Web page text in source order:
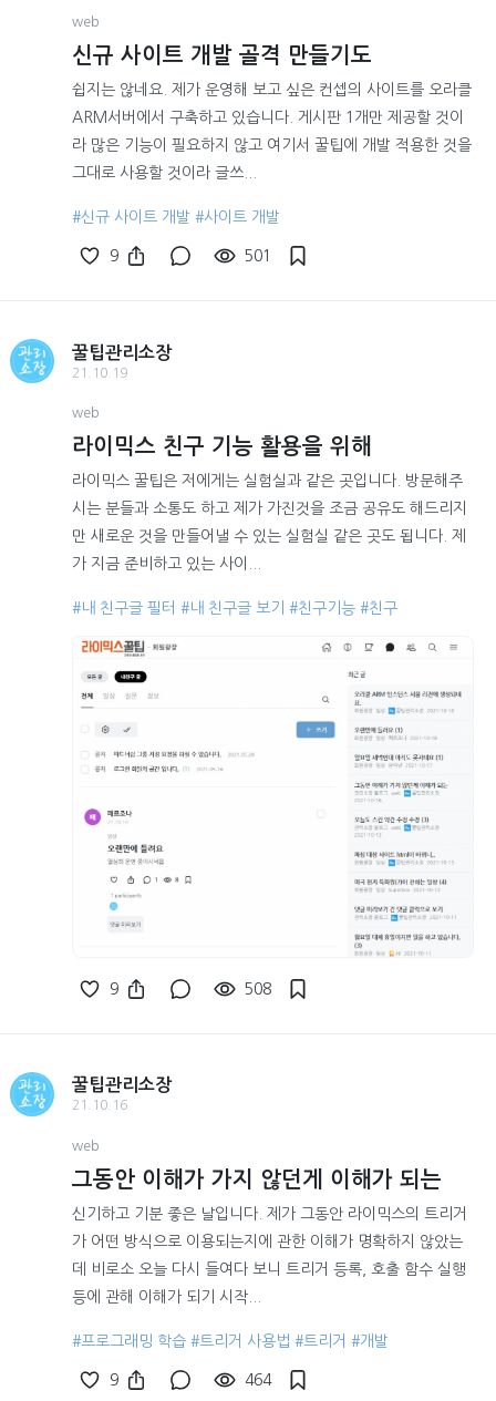
web
신규 사이트 개발 골격 만들기도
쉽지는 않네요. 제가 운영해 보고 싶은 컨셉의 사이트를 오라클
ARM서버에서 구축하고 있습니다. 게시판 1개만 제공할 것이
라 많은 기능이 필요하지 않고 여기서 꿀팁에 개발 적용한 것을
그대로 사용할 것이라 글쓰...
#신규 사이트 개발 #사이트 개발
9 501
꿀팁관리소장
21.10.19
web
라이믹스 친구 기능 활용을 위해
라이믹스 꿀팁은 저에게는 실험실과 같은 곳입니다. 방문해주
시는 분들과 소통도 하고 제가 가진것을 조금 공유도 해드리지
만 새로운 것을 만들어낼 수 있는 실험실 같은 곳도 됩니다. 제
가 지금 준비하고 있는 사이...
#내 친구글 필터 #내 친구글 보기 #친구기능 #친구
9 508
꿀팁관리소장
21.10.16
web
그동안 이해가 가지 않던게 이해가 되는
신기하고 기분 좋은 날입니다. 제가 그동안 라이믹스의 트리거
가 어떤 방식으로 이용되는지에 관한 이해가 명확하지 않았는
데 비로소 오늘 다시 들여다 보니 트리거 등록, 호출 함수 실행
등에 관해 이해가 되기 시작...
#프로그래밍 학습 #트리거 사용법 #트리거 #개발
9 464